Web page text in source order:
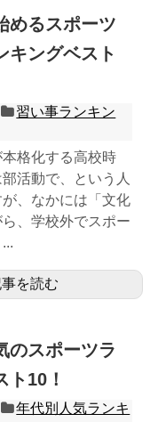
めるスポーツ
キングベスト
習い事ランキン
格化する高校時
活動で、という人
、なかには「文化
、学校外でスポー
を読む
のスポーツラ
ト10！
年代別人気ランキ